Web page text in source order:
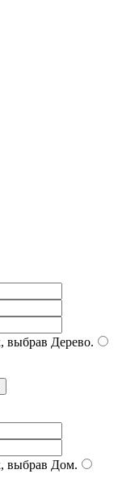
выбрав Дерево.
выбрав Дом.